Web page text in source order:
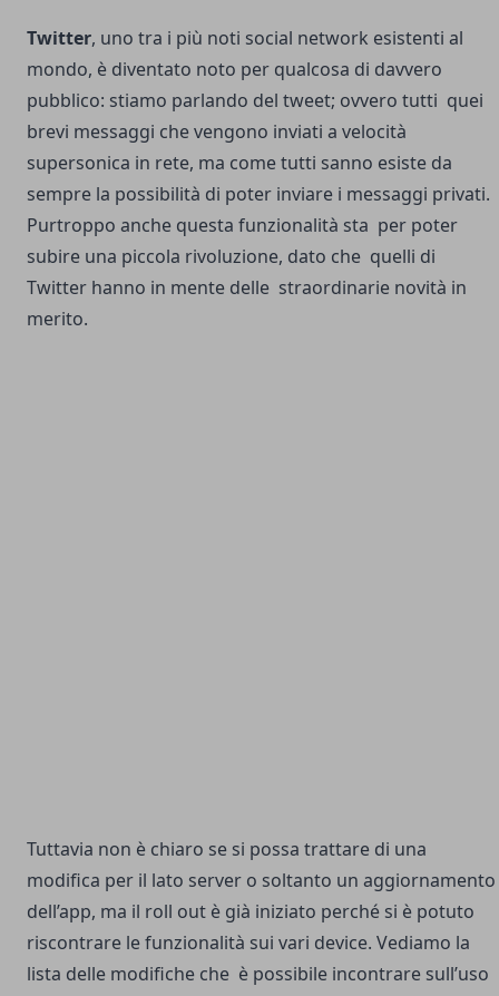
Twitter, uno tra i più noti social network esistenti al
mondo, è diventato noto per qualcosa di davvero
pubblico: stiamo parlando del tweet; ovvero tutti quei
brevi messaggi che vengono inviati a velocità
supersonica in rete, ma come tutti sanno esiste da
sempre la possibilità di poter inviare i messaggi privati.
Purtroppo anche questa funzionalità sta per poter
subire una piccola rivoluzione, dato che quelli di
Twitter hanno in mente delle straordinarie novità in
merito.
Tuttavia non è chiaro se si possa trattare di una
modifica per il lato server o soltanto un aggiornamento
dell’app, ma il roll out è già iniziato perché si è potuto
riscontrare le funzionalità sui vari device. Vediamo la
lista delle modifiche che è possibile incontrare sull’uso